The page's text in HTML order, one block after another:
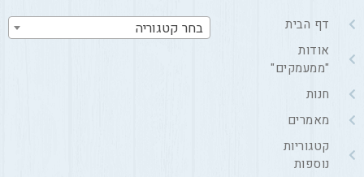
דף הבית
אודות
"ממעמקים"
חנות
מאמרים
קטגוריות
נוספות
בחר קטגוריה